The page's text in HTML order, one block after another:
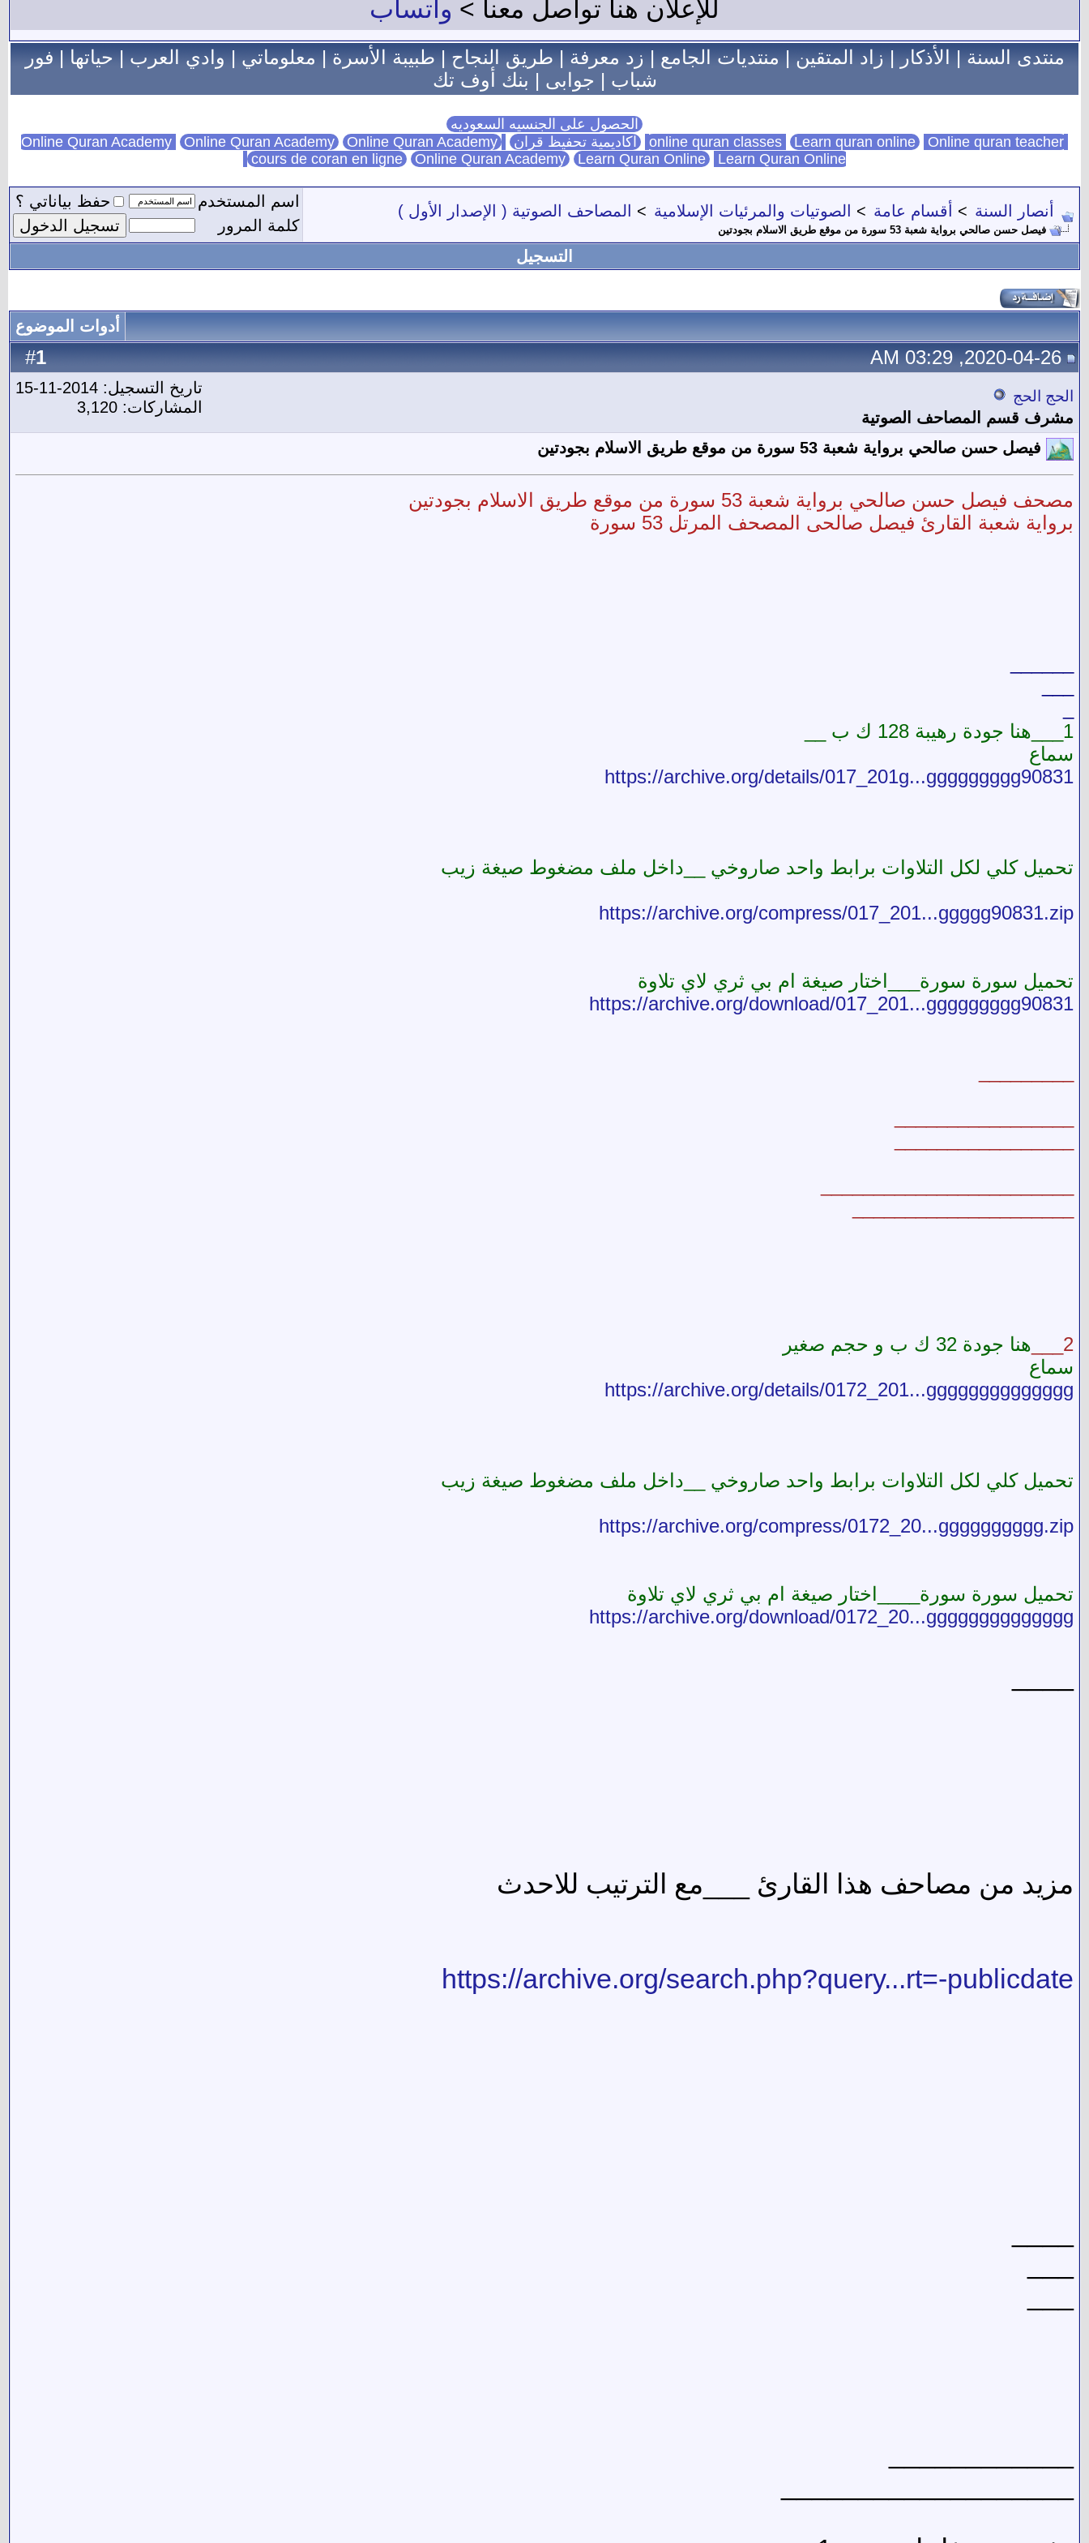
للإعلان هنا تواصل معنا > واتساب
منتدى السنة|الأذكار|زاد المتقين|منتديات الجامع|زد معرفة|طريق النجاح|طبيبة الأسرة|معلوماتي|وادي العرب|حياتها|فور
شباب | جوابى | بنك أوف تك
الحصول على الجنسيه السعوديه
Learn quran online Online quran teacher اكاديمية تحفيظ قران Online Quran Academy Online Quran Academy
cours de coran en ligne Online Quran Academy Learn Quran Online Learn Quran Online
أنصار السنة > أقسام عامة > الصوتيات والمرئيات الإسلامية > المصاحف الصوتية ( الإصدار الأول )
فيصل حسن صالحي برواية شعبة 53 سورة من موقع طريق الاسلام بجودتين
اسم المستخدم
حفظ بياناتي ؟
كلمة المرور
التسجيل
أدوات الموضوع
#
1 2020-04-26, 03:29 AM
الحج الحج
مشرف قسم المصاحف الصوتية
تاريخ التسجيل: 2014-11-15
المشاركات: 3,120
فيصل حسن صالحي برواية شعبة 53 سورة من موقع طريق الاسلام بجودتين
مصحف فيصل حسن صالحي برواية شعبة 53 سورة من موقع طريق الاسلام بجودتين
برواية شعبة القارئ فيصل صالحى المصحف المرتل 53 سورة
1___هنا جودة رهيبة 128 ك ب __
سماع
https://archive.org/details/017_201g...ggggggggg90831
تحميل كلي لكل التلاوات برابط واحد صاروخي __داخل ملف مضغوط صيغة زيب
https://archive.org/compress/017_201...ggggg90831.zip
تحميل سورة سورة___اختار صيغة ام بي ثري لاي تلاوة
https://archive.org/download/017_201...ggggggggg90831
2___
هنا جودة 32 ك ب و حجم صغير
سماع
https://archive.org/details/0172_201...gggggggggggggg
تحميل كلي لكل التلاوات برابط واحد صاروخي __داخل ملف مضغوط صيغة زيب
https://archive.org/compress/0172_20...gggggggggg.zip
تحميل سورة سورة____اختار صيغة ام بي ثري لاي تلاوة
https://archive.org/download/0172_20...gggggggggggggg
مزيد من مصاحف هذا القارئ ___مع الترتيب للاحدث
https://archive.org/search.php?query...rt=-publicdate